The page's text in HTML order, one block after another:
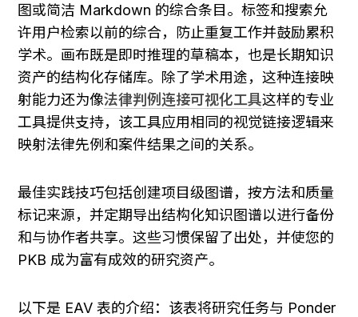
图或简洁 Markdown 的综合条目。标签和搜索允
许用户检索以前的综合，防止重复工作并鼓励累积
学术。画布既是即时推理的草稿本，也是长期知识
资产的结构化存储库。除了学术用途，这种连接映
射能力还为像法律判例连接可视化工具这样的专业
工具提供支持，该工具应用相同的视觉链接逻辑来
映射法律先例和案件结果之间的关系。
最佳实践技巧包括创建项目级图谱，按方法和质量
标记来源，并定期导出结构化知识图谱以进行备份
和与协作者共享。这些习惯保留了出处，并使您的
PKB 成为富有成效的研究资产。
以下是 EAV 表的介绍：该表将研究任务与 Ponder